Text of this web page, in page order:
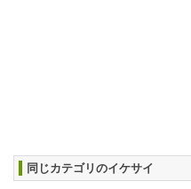
同じカテゴリのイケサイ